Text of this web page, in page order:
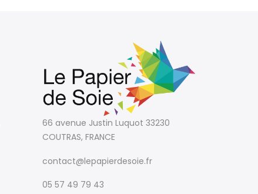
66 avenue Justin Luquot 33230
COUTRAS, FRANCE
contact@lepapierdesoie.fr
05 57 49 79 43